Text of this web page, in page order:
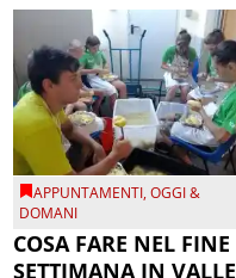
APPUNTAMENTI,OGGI &
DOMANI
COSA FARE NEL FINE
SETTIMANA IN VALLE